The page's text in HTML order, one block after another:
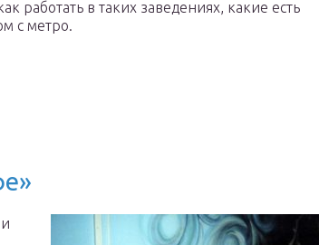
работать в таких заведениях, какие есть
с метро.